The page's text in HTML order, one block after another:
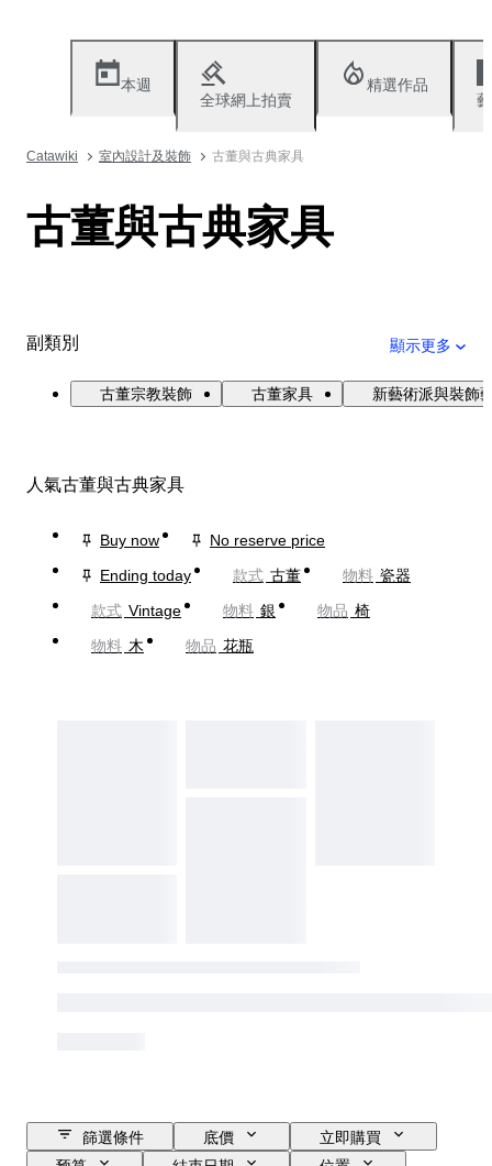
本週
全球網上拍賣
精選作品
Catawiki 室內設計及裝飾 古董與古典家具
古董與古典家具
副類別 顯示更多
古董宗教裝飾 古董家具 新藝術派與裝飾
人氣古董與古典家具
Buy now
No reserve price
Ending today
款式 古董 物料 瓷器
款式 Vintage 物料 銀 物品 椅
物料 木 物品 花瓶
篩選條件 底價
立即購買